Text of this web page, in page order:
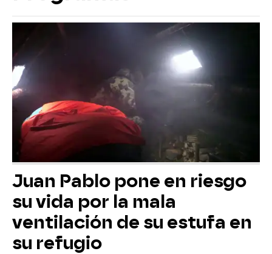
Juan Pablo pone en riesgo
su vida por la mala
ventilación de su estufa en
su refugio